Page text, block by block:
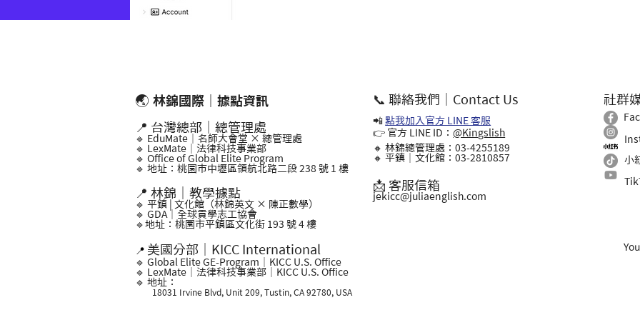
🌏 林錦國際｜據點資訊
📍 台灣總部｜總管理處
🔹 EduMate｜名師大會堂 × 總管理處
🔹 LexMate｜法律科技事業部
🔹 Office of Global Elite Program
🔹 地址：桃園市中壢區領航北路二段 238 號 1 樓
📍 林錦｜教學據點
🔹 平鎮 | 文化館（林錦英文 × 陳正數學）
🔹 GDA｜全球貢學志工協會
🔹地址：桃園市平鎮區文化街 193 號 4 樓
📍 美國分部｜KICC International
🔹 Global Elite GE-Program｜KICC U.S. Office
🔹 LexMate｜法律科技事業部｜KICC U.S. Office
🔹 地址：
18031 Irvine Blvd, Unit 209, Tustin, CA 92780, USA
📞 聯絡我們｜Contact Us
📲 點我加入官方 LINE 客服
👉 官方 LINE ID：@Kingslish
🔸 林錦總管理處：03-4255189
🔸 平鎮｜文化館：03-2810857
📩 客服信箱
jekicc@juliaenglish.com
社群
小